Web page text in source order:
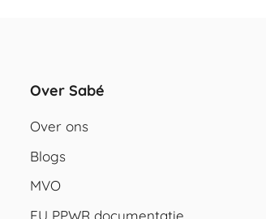
Over Sabé
Over ons
Blogs
MVO
EU PPWR documentatie